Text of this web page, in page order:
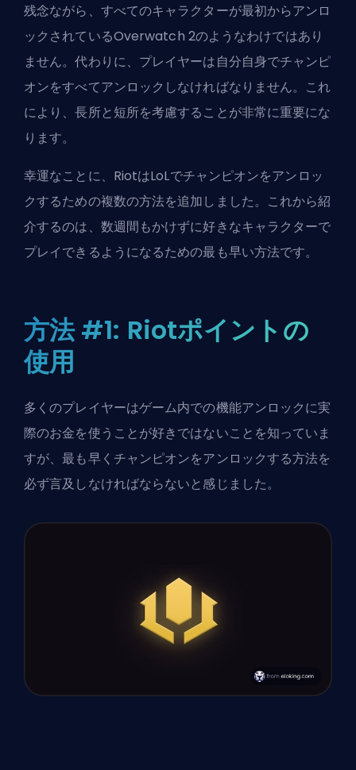
残念ながら、すべてのキャラクターが最初からアンロ
ックされているOverwatch 2のようなわけではあり
ません。代わりに、プレイヤーは自分自身でチャンピ
オンをすべてアンロックしなければなりません。これ
により、長所と短所を考慮することが非常に重要にな
ります。
幸運なことに、RiotはLoLでチャンピオンをアンロッ
クするための複数の方法を追加しました。これから紹
介するのは、数週間もかけずに好きなキャラクターで
プレイできるようになるための最も早い方法です。
方法 #1: Riotポイントの
使用
多くのプレイヤーはゲーム内での機能アンロックに実
際のお金を使うことが好きではないことを知っていま
すが、最も早くチャンピオンをアンロックする方法を
必ず言及しなければならないと感じました。